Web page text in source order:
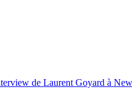
de Laurent Goyard à